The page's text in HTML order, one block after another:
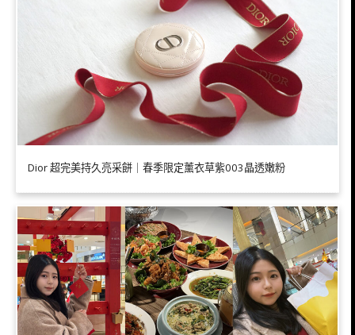
Dior 超完美持久亮采餅｜春季限定薰衣草紫003晶透嫩粉